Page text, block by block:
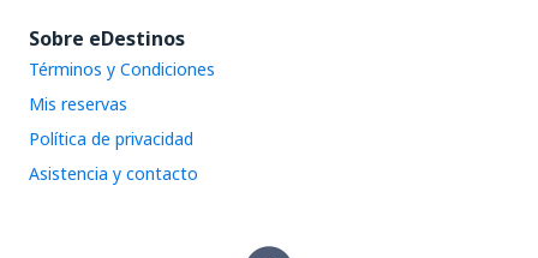
Sobre eDestinos
Términos y Condiciones
Mis reservas
Política de privacidad
Asistencia y contacto